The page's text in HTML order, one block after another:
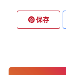
保存